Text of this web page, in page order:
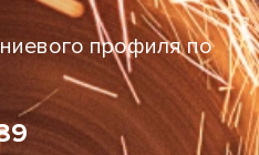
профиля по